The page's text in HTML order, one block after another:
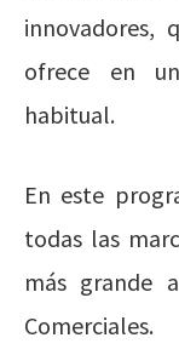
innovadores,
ofrece en
habitual.
En este
todas las
más grande
Comerciales.